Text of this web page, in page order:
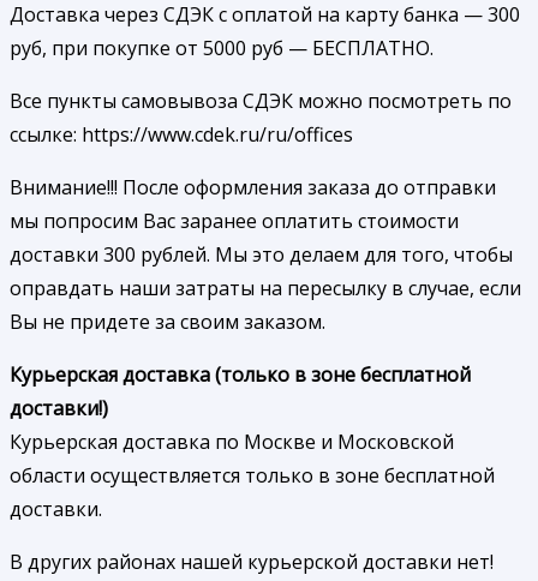
Доставка через СДЭК с оплатой на карту банка — 300
руб, при покупке от 5000 руб — БЕСПЛАТНО.
Все пункты самовывоза СДЭК можно посмотреть по
ссылке: https://www.cdek.ru/ru/offices
Внимание!!! После оформления заказа до отправки
мы попросим Вас заранее оплатить стоимости
доставки 300 рублей. Мы это делаем для того, чтобы
оправдать наши затраты на пересылку в случае, если
Вы не придете за своим заказом.
Курьерская доставка (только в зоне бесплатной
доставки!)
Курьерская доставка по Москве и Московской
области осуществляется только в зоне бесплатной
доставки.
В других районах нашей курьерской доставки нет!